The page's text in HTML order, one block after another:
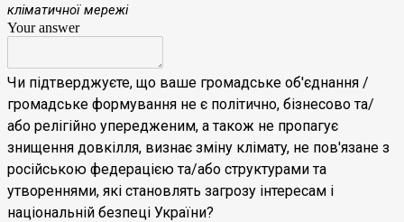
кліматичної мережі
Your answer
Чи підтверджуєте, що ваше громадське об'єднання /
громадське формування не є політично, бізнесово та/
або релігійно упередженим, а також не пропагує
знищення довкілля, визнає зміну клімату, не пов'язане з
російською федерацією та/або структурами та
утвореннями, які становлять загрозу інтересам і
національній безпеці України?